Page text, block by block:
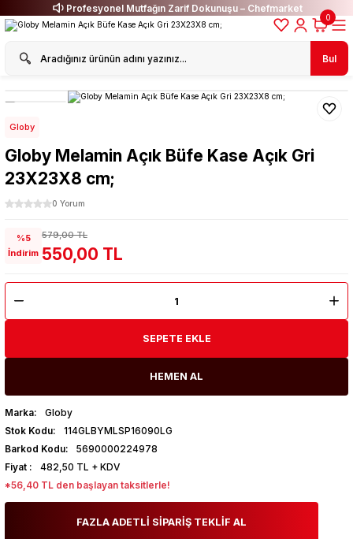
Profesyonel Mutfağın Zarif Dokunuşu – Chefmarket
Bul
0
Globy
Globy Melamin Açık Büfe Kase Açık Gri
23X23X8 cm;
0 Yorum
%5
İndirim
579,00 TL
550,00 TL
SEPETE EKLE
HEMEN AL
Marka
Globy
Stok Kodu
114GLBYMLSP16090LG
Barkod Kodu
5690000224978
Fiyat
482,50 TL + KDV
*56,40 TL den başlayan taksitlerle!
FAZLA ADETLİ SİPARİŞ TEKLİF AL